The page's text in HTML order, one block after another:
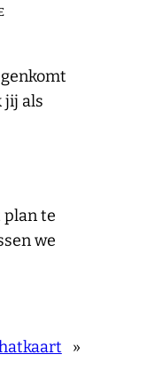
jij als
plan te
we
»